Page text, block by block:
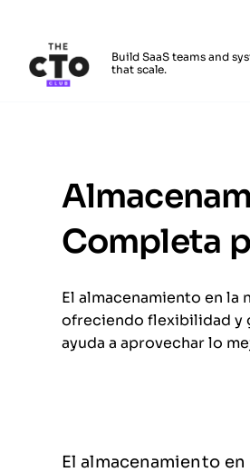
Build SaaS teams and
that scale.
Completa
El almacenamiento en
ofreciendo flexibilidad y
ayuda a aprovechar lo
El almacenamiento